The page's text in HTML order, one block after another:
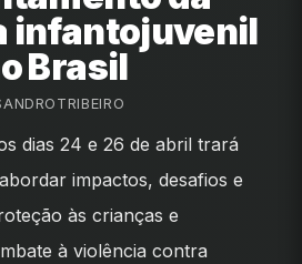
infantojuvenil
Brasil
dias 24 e 26 de abril trará
impactos, desafios e
às crianças e
à violência contra